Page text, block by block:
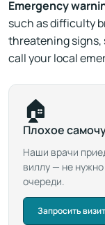
Emergency
such as difficulty
threatening signs,
call your local
🏠
Плохое
Наши врачи
виллу — не
очереди.
Запросить визит